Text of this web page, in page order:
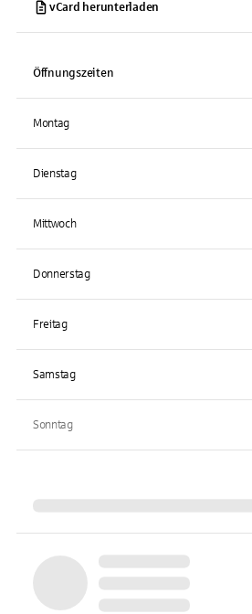
vCard herunterladen
Öffnungszeiten
Montag
Dienstag
Mittwoch
Donnerstag
Freitag
Samstag
Sonntag